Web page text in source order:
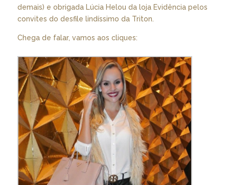
demais) e obrigada Lúcia Helou da loja Evidência pelos
convites do desfile lindíssimo da Triton.
Chega de falar, vamos aos cliques: